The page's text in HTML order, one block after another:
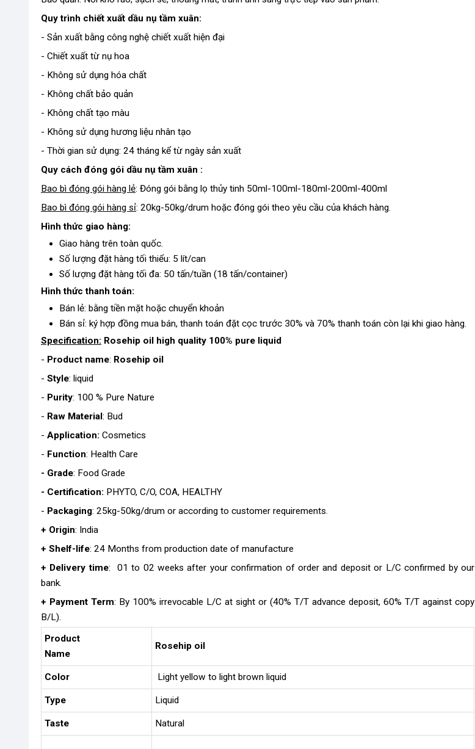
Quy trình chiết xuất dầu nụ tầm xuân:
- Sản xuất bằng công nghệ chiết xuất hiện đại
- Chiết xuất từ nụ hoa
- Không sử dụng hóa chất
- Không chất bảo quản
- Không chất tạo màu
- Không sử dụng hương liệu nhân tạo
- Thời gian sử dụng: 24 tháng kể từ ngày sản xuất
Quy cách đóng gói dầu nụ tầm xuân :
Bao bì đóng gói hàng lẻ: Đóng gói bằng lọ thủy tinh 50ml-100ml-180ml-200ml-400ml
Bao bì đóng gói hàng sỉ: 20kg-50kg/drum hoặc đóng gói theo yêu cầu của khách hàng.
Hình thức giao hàng:
Giao hàng trên toàn quốc.
Số lượng đặt hàng tối thiểu: 5 lít/can
Số lượng đặt hàng tối đa: 50 tấn/tuần (18 tấn/container)
Hình thức thanh toán:
Bán lẻ: bằng tiền mặt hoặc chuyển khoản
Bán sỉ: ký hợp đồng mua bán, thanh toán đặt cọc trước 30% và 70% thanh toán còn lại khi giao hàng.
Specification: Rosehip oil high quality 100% pure liquid
- Product name: Rosehip oil
- Style: liquid
- Purity: 100 % Pure Nature
- Raw Material: Bud
- Application: Cosmetics
- Function: Health Care
- Grade: Food Grade
- Certification: PHYTO, C/O, COA, HEALTHY
- Packaging: 25kg-50kg/drum or according to customer requirements.
+ Origin: India
+ Shelf-life: 24 Months from production date of manufacture
+ Delivery time: 01 to 02 weeks after your confirmation of order and deposit or L/C confirmed by our
bank.
+ Payment Term: By 100% irrevocable L/C at sight or (40% T/T advance deposit, 60% T/T against copy
B/L).
Product
Name
Rosehip oil
Color Light yellow to light brown liquid
Type Liquid
Taste Natural